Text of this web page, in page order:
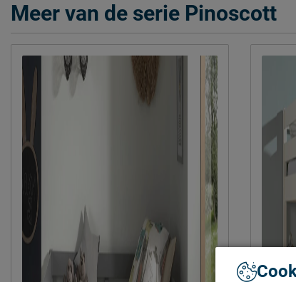
Meer van de serie Pinoscott